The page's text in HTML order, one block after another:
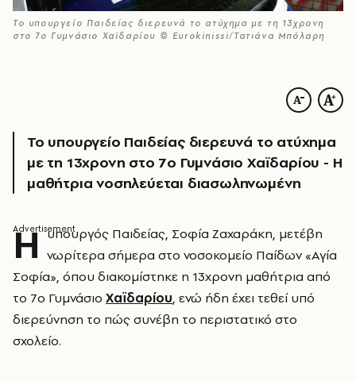
Το υπουργείο Παιδείας διερευνά το ατύχημα με τη 13χρονη
στο 7ο Γυμνάσιο Χαϊδαρίου © Eurokinissi/Τατιάνα Μπόλαρη
Το υπουργείο Παιδείας διερευνά το ατύχημα
με τη 13χρονη στο 7ο Γυμνάσιο Χαϊδαρίου - Η
μαθήτρια νοσηλεύεται διασωληνωμένη
Η υπουργός Παιδείας, Σοφία Ζαχαράκη, μετέβη
νωρίτερα σήμερα στο νοσοκομείο Παίδων «Αγία
Σοφία», όπου διακομίστηκε η 13χρονη μαθήτρια από
το 7ο Γυμνάσιο Χαϊδαρίου, ενώ ήδη έχει τεθεί υπό
διερεύνηση το πώς συνέβη το περιστατικό στο
σχολείο.